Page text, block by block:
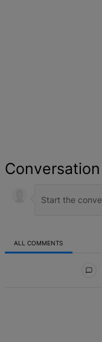
Conversation
ALL COMMENTS